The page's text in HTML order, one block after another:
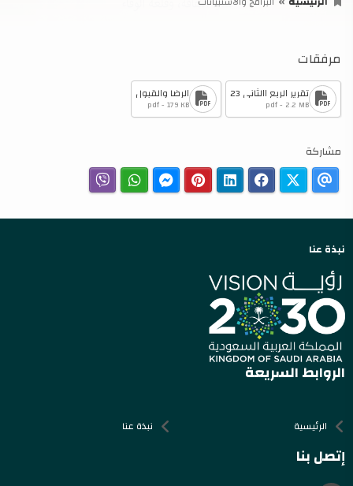
مرفقات
تقرير الربع االثاني 23
pdf - 2.2 MB
الرضا والقبول
pdf - 179 KB
مشاركة
نبذة عنا
الروابط السريعة
الرئيسية نبذة عنا
إتصل بنا